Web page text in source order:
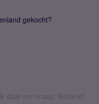
gekocht?
daar om vraag. Bedankt!